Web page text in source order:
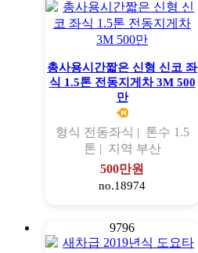
총사용시간짧은 신형 신코 좌
식 1.5톤 전동지게차 3M 500
만
형식 전동좌식 | 톤수 1.5
톤 | 지역 부산
500만원
no.18974
9796